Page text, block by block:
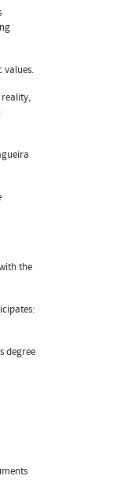
values.
the
degree